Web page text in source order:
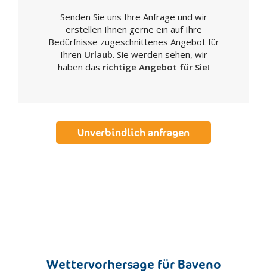
Castagnole Monferrato
Castelnuovo Don Bosco
Cessole
Cisterna D'Asti
Cortazzone
Costigliole d'Asti
Montiglio
Senden Sie uns Ihre Anfrage und wir
erstellen Ihnen gerne ein auf Ihre
Bedürfnisse zugeschnittenes Angebot für
Ihren Urlaub. Sie werden sehen, wir
haben das richtige Angebot für Sie!
Unverbindlich anfragen
Wettervorhersage für Baveno